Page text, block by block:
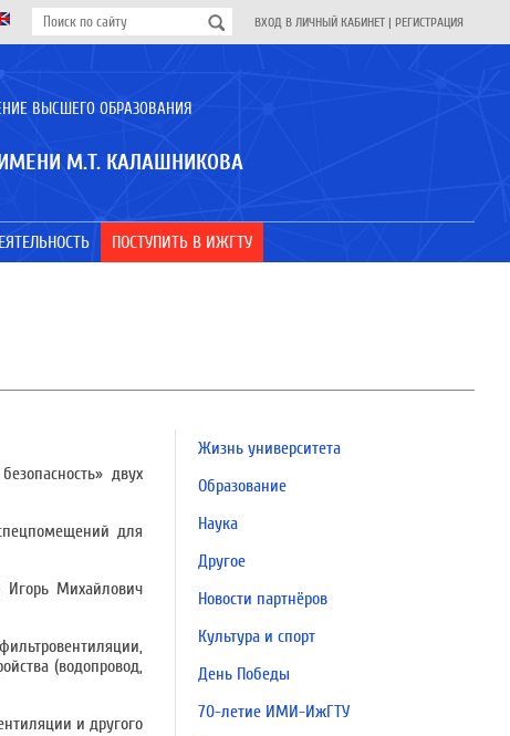
ВХОД В ЛИЧНЫЙ КАБИНЕТ | РЕГИСТРАЦИЯ
ВЫСШЕГО ОБРАЗОВАНИЯ
М.Т. КАЛАШНИКОВА
ПОСТУПИТЬ В ИЖГТУ
двух
для
Игорь Михайлович
(водопровод,
и другого
Жизнь университета
Образование
Наука
Другое
Новости партнёров
Культура и спорт
День Победы
70-летие ИМИ-ИжГТУ